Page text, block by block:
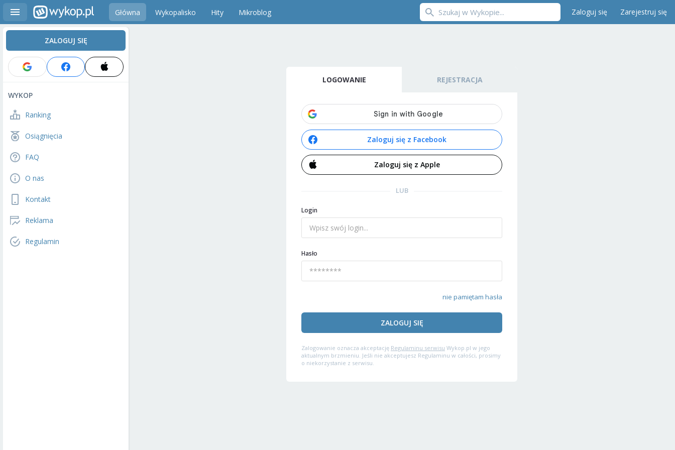
Główna Wykopalisko Hity Mikroblog Zaloguj się Zarejestruj się
ZALOGUJ SIĘ
WYKOP
Ranking
Osiągnięcia
FAQ
O nas
Kontakt
Reklama
Regulamin
LOGOWANIE REJESTRACJA
Zaloguj się z Facebook
Zaloguj się z Apple
LUB
Login
Hasło
nie pamiętam hasła
ZALOGUJ SIĘ
Zalogowanie oznacza akceptację Regulaminu serwisu Wykop.pl w jego
aktualnym brzmieniu. Jeśli nie akceptujesz Regulaminu w całości, prosimy
o niekorzystanie z serwisu.